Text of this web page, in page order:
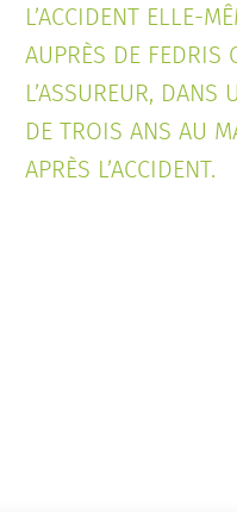
L’ACCIDENT ELLE-
AUPRÈS DE FEDRIS
L’ASSUREUR, DANS
DE TROIS ANS AU
APRÈS L’ACCIDENT.